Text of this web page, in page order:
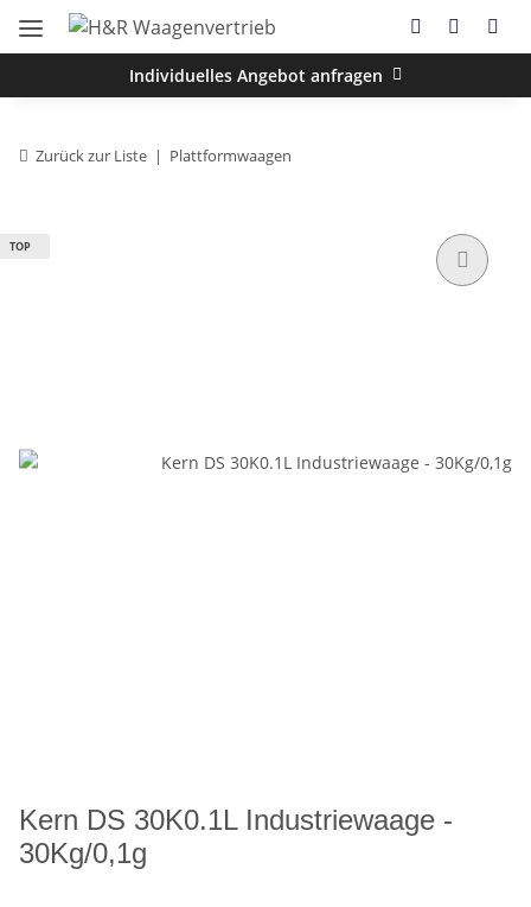
Individuelles Angebot anfragen
Zurück zur Liste Plattformwaagen
TOP
Kern DS 30K0.1L Industriewaage -
30Kg/0,1g